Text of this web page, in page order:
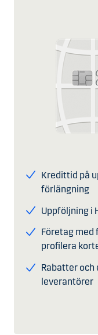
Kredittid på
förlängning
Uppföljning i
Företag med
profilera
Rabatter och
leverantörer